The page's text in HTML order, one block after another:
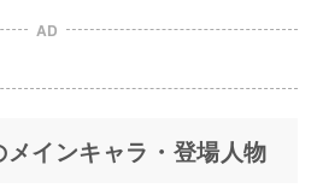
AD
メインキャラ・登場人物